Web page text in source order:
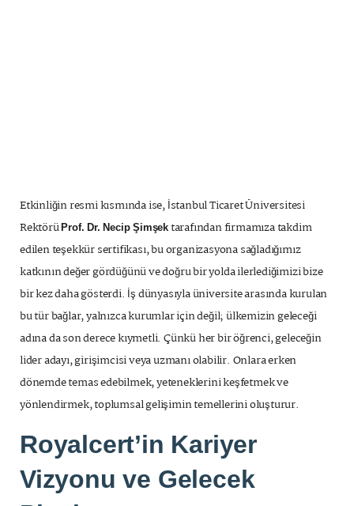
Etkinliğin resmi kısmında ise, İstanbul Ticaret Üniversitesi
RektörüProf. Dr. Necip Şimşek tarafından firmamıza takdim
edilen teşekkür sertifikası, bu organizasyona sağladığımız
katkının değer gördüğünü ve doğru bir yolda ilerlediğimizi bize
bir kez daha gösterdi. İş dünyasıyla üniversite arasında kurulan
bu tür bağlar, yalnızca kurumlar için değil; ülkemizin geleceği
adına da son derece kıymetli. Çünkü her bir öğrenci, geleceğin
lider adayı, girişimcisi veya uzmanı olabilir. Onlara erken
dönemde temas edebilmek, yeteneklerini keşfetmek ve
yönlendirmek, toplumsal gelişimin temellerini oluşturur.
Royalcert’in Kariyer
Vizyonu ve Gelecek